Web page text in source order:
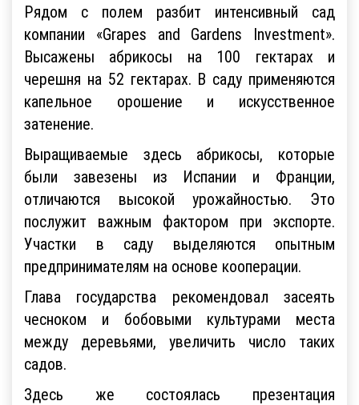
Рядом с полем разбит интенсивный сад
компании «Grapes and Gardens Investment».
Высажены абрикосы на 100 гектарах и
черешня на 52 гектарах. В саду применяются
капельное орошение и искусственное
затенение.
Выращиваемые здесь абрикосы, которые
были завезены из Испании и Франции,
отличаются высокой урожайностью. Это
послужит важным фактором при экспорте.
Участки в саду выделяются опытным
предпринимателям на основе кооперации.
Глава государства рекомендовал засеять
чесноком и бобовыми культурами места
между деревьями, увеличить число таких
садов.
Здесь же состоялась презентация